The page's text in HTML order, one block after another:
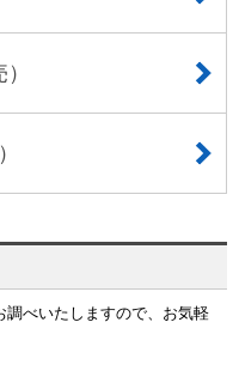
調べいたしますので、お気軽